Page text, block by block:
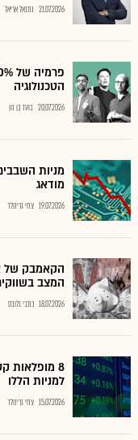
21.07.2026 נתנאל אריאל
הטכנולוגיה
20.07.2026 בועז בן נון
מניות
מודאג
19.07.2026 צחי גרינולד
המצב
18.07.2026 כתבי גלובס
8 מופלאות
למניות הללו
15.07.2026 צחי גרינולד